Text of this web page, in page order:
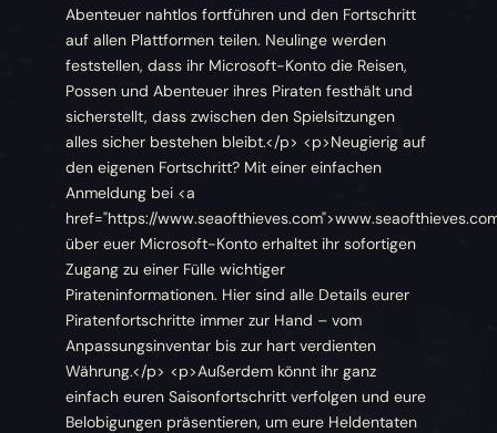
Abenteuer nahtlos fortführen und den Fortschritt
auf allen Plattformen teilen. Neulinge werden
feststellen, dass ihr Microsoft-Konto die Reisen,
Possen und Abenteuer ihres Piraten festhält und
sicherstellt, dass zwischen den Spielsitzungen
alles sicher bestehen bleibt.</p> <p>Neugierig auf
den eigenen Fortschritt? Mit einer einfachen
Anmeldung bei <a
href="https://
über euer Microsoft-Konto erhaltet ihr sofortigen
Zugang zu einer Fülle wichtiger
Pirateninformationen. Hier sind alle Details eurer
Piratenfortschritte immer zur Hand – vom
Anpassungsinventar bis zur hart verdienten
Währung.</p> <p>Außerdem könnt ihr ganz
einfach euren Saisonfortschritt verfolgen und eure
Belobigungen präsentieren, um eure Heldentaten